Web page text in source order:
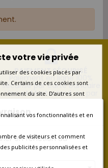
en fonction du
PAIEMENT SÉCURISÉ
Paiement en ligne 100%
sécurisé par carte bancaire
Visa et Mastercard, ou par
PayPal
votre vie privée
des cookies placés par
Certains de ces cookies sont
du site. D’autres sont
vos fonctionnalités et en
de visiteurs et comment
publicités personnalisées et